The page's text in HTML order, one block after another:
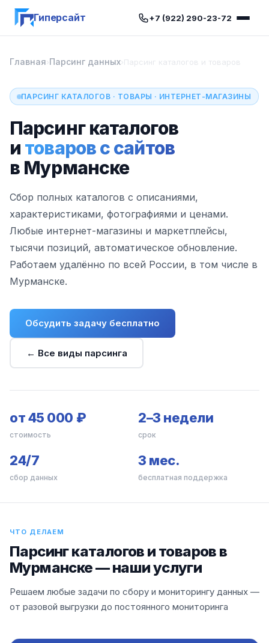
Гиперсайт +7 (922) 290-23-72
Главная›Парсинг данных›Парсинг каталогов и товаров
ПАРСИНГ КАТАЛОГОВ · ТОВАРЫ · ИНТЕРНЕТ-МАГАЗИНЫ
Парсинг каталогов
и товаров с сайтов
в Мурманске
Сбор полных каталогов с описаниями,
характеристиками, фотографиями и ценами.
Любые интернет-магазины и маркетплейсы,
тысячи позиций, автоматическое обновление.
Работаем удалённо по всей России, в том числе в
Мурманске.
Обсудить задачу бесплатно
← Все виды парсинга
от 45 000 ₽
стоимость
2–3 недели
срок
24/7
сбор данных
3 мес.
бесплатная поддержка
ЧТО ДЕЛАЕМ
Парсинг каталогов и товаров в
Мурманске — наши услуги
Решаем любые задачи по сбору и мониторингу данных —
от разовой выгрузки до постоянного мониторинга